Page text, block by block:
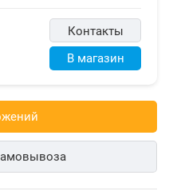
Контакты
В магазин